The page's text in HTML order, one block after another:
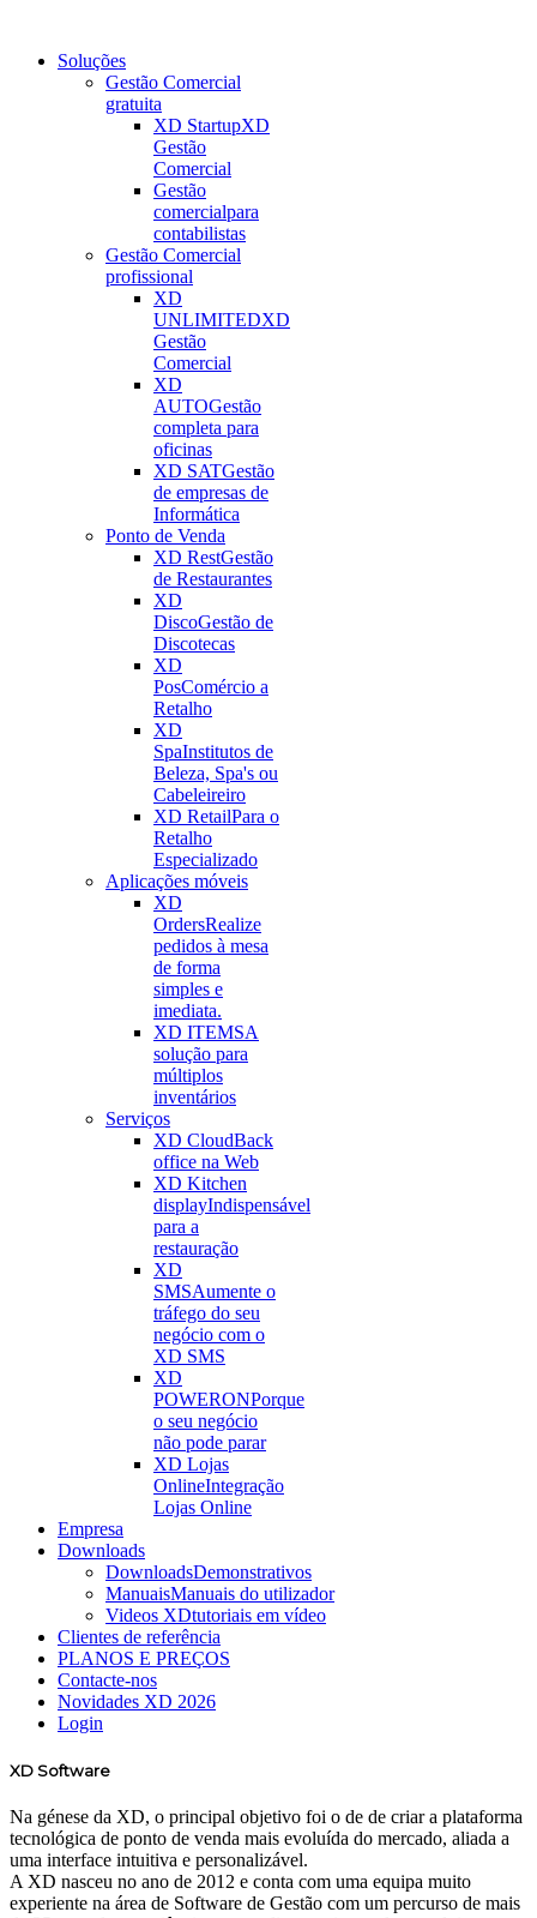
Soluções
Gestão Comercial
gratuita
XD StartupXD
Gestão
Comercial
Gestão
comercialpara
contabilistas
Gestão Comercial
profissional
XD
UNLIMITEDXD
Gestão
Comercial
XD
AUTOGestão
completa para
oficinas
XD SATGestão
de empresas de
Informática
Ponto de Venda
XD RestGestão
de Restaurantes
XD
DiscoGestão de
Discotecas
XD
PosComércio a
Retalho
XD
SpaInstitutos de
Beleza, Spa's ou
Cabeleireiro
XD RetailPara o
Retalho
Especializado
Aplicações móveis
XD
OrdersRealize
pedidos à mesa
de forma
simples e
imediata.
XD ITEMSA
solução para
múltiplos
inventários
Serviços
XD CloudBack
office na Web
XD Kitchen
displayIndispensável
para a
restauração
XD
SMSAumente o
tráfego do seu
negócio com o
XD SMS
XD
POWERONPorque
o seu negócio
não pode parar
XD Lojas
OnlineIntegração
Lojas Online
Empresa
Downloads
DownloadsDemonstrativos
ManuaisManuais do utilizador
Videos XDtutoriais em vídeo
Clientes de referência
PLANOS E PREÇOS
Contacte-nos
Novidades XD 2026
Login
XD Software
Na génese da XD, o principal objetivo foi o de de criar a plataforma
tecnológica de ponto de venda mais evoluída do mercado, aliada a
uma interface intuitiva e personalizável.
A XD nasceu no ano de 2012 e conta com uma equipa muito
experiente na área de Software de Gestão com um percurso de mais